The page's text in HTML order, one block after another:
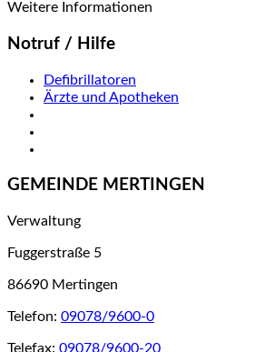
Weitere Informationen
Notruf / Hilfe
Defibrillatoren
Ärzte und Apotheken
GEMEINDE MERTINGEN
Verwaltung
Fuggerstraße 5
86690 Mertingen
Telefon: 09078/9600-0
Telefax: 09078/9600-20